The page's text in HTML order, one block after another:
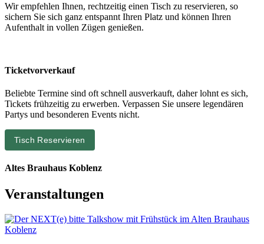
Wir empfehlen Ihnen, rechtzeitig einen Tisch zu reservieren, so
sichern Sie sich ganz entspannt Ihren Platz und können Ihren
Aufenthalt in vollen Zügen genießen.
Ticketvorverkauf
Beliebte Termine sind oft schnell ausverkauft, daher lohnt es sich,
Tickets frühzeitig zu erwerben. Verpassen Sie unsere legendären
Partys und besonderen Events nicht.
Tisch Reservieren
Altes Brauhaus Koblenz
Veranstaltungen